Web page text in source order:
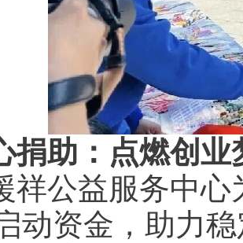
捐助：点燃创业
祥公益服务中
动资金，助力